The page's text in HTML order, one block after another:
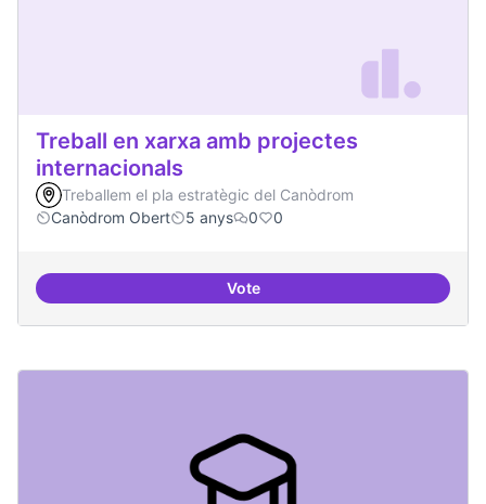
Treball en xarxa amb projectes
internacionals
Treballem el pla estratègic del Canòdrom
Canòdrom Obert
5 anys 0 0
VoteTreball en xarxa amb projectes